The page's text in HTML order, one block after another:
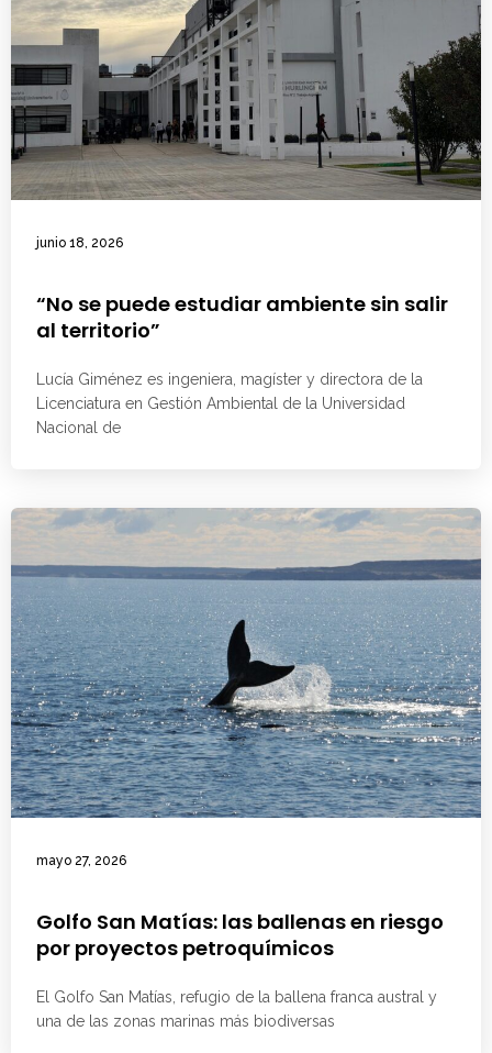
junio 18, 2026
“No se puede estudiar ambiente sin salir
al territorio”
Lucía Giménez es ingeniera, magíster y directora de la
Licenciatura en Gestión Ambiental de la Universidad
Nacional de
mayo 27, 2026
Golfo San Matías: las ballenas en riesgo
por proyectos petroquímicos
El Golfo San Matías, refugio de la ballena franca austral y
una de las zonas marinas más biodiversas